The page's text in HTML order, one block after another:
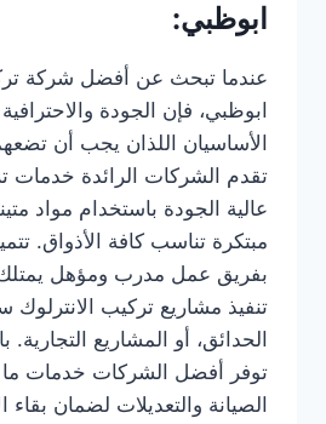
ابوظبي:
عندما تبحث عن أفضل شركة
ابوظبي، فإن الجودة
الأساسيان اللذان يجب أن
تقدم الشركات الرائدة خدمات
عالية الجودة باستخدام مواد
مبتكرة تناسب كافة الأذواق.
بفريق عمل مدرب ومؤهل
تنفيذ مشاريع تركيب الانترلوك
الحدائق، أو المشاريع التجارية.
توفر أفضل الشركات خدمات ما
الصيانة والتعديلات لضمان بقاء